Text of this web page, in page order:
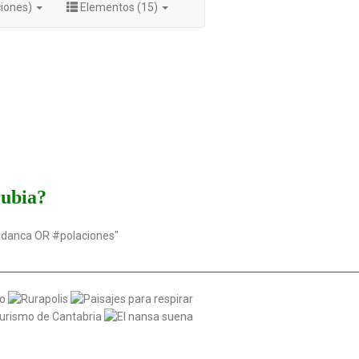
Elementos (15)
OR #polaciones"